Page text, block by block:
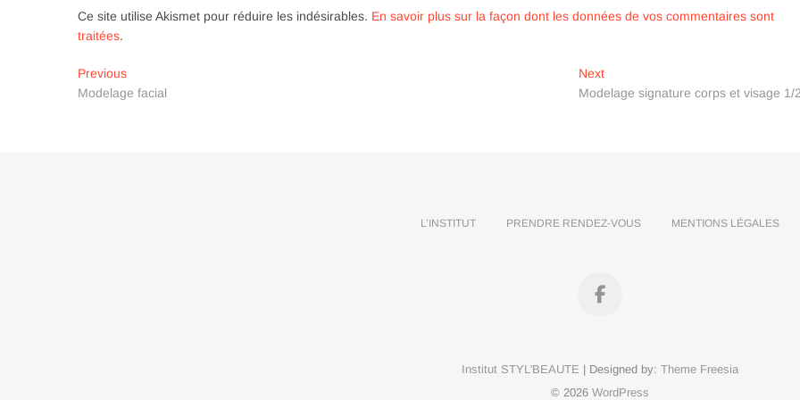
Ce site utilise Akismet pour réduire les indésirables. En savoir plus sur la façon dont les données de vos commentaires sont
traitées.
Navigation
de
PreviousPrevious
post:
Modelage facial
NextNext
post:
Modelage signature corps et visage 1/
L’INSTITUT PRENDRE RENDEZ-VOUS MENTIONS LÉGALES
Facebook
Institut STYL'BEAUTE | Designed by: Theme Freesia
© 2026 WordPress